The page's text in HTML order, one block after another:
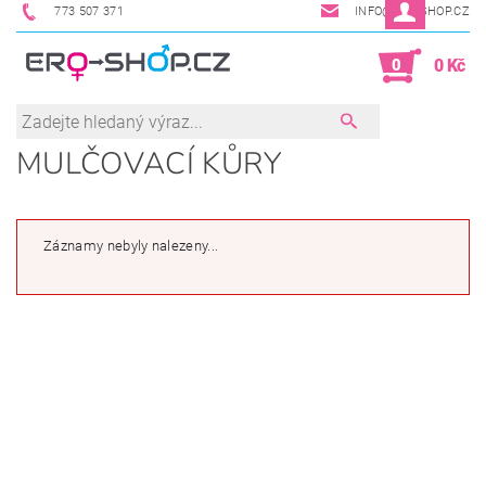
773 507 371 INFO@ERO-SHOP.CZ
0 0 Kč
MULČOVACÍ KŮRY
Záznamy nebyly nalezeny...